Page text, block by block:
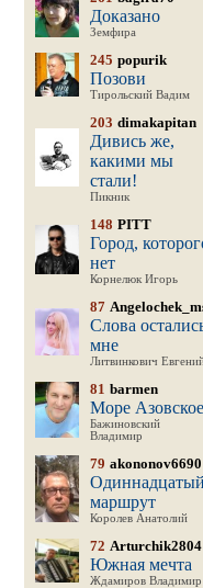
Доказано
Земфира
245 popurik
Позови
Тирольский Вадим
203 dimakapitan
Дивись же,
какими мы
стали!
Пикник
148 PITT
Город,
нет
Корнелюк Игорь
87
Слова
мне
Литвинкович
81 barmen
Море Азовское
Бажиновский
Владимир
79 akononov6690
Одиннадцатый
маршрут
Королев Анатолий
72 Arturchik2804
Южная мечта
Ждамиров Владимир